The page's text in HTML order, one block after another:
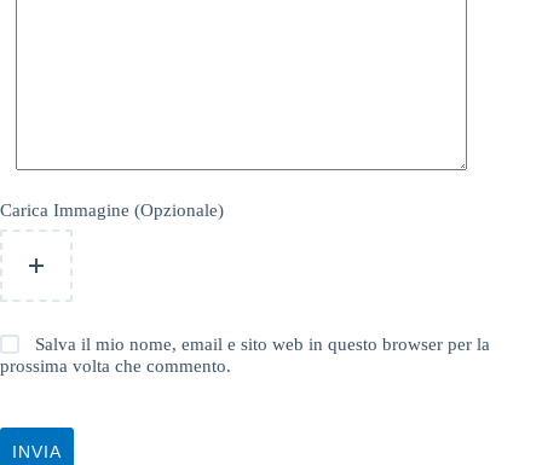
Carica Immagine (Opzionale)
Salva il mio nome, email e sito web in questo browser per la
prossima volta che commento.
INVIA